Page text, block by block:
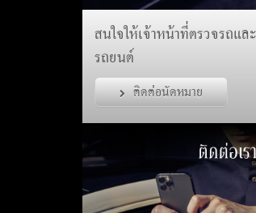
สนใจให้เจ้าหน้าที่ตรวจรถแล
รถยนต์
ติดต่อนัดหมาย